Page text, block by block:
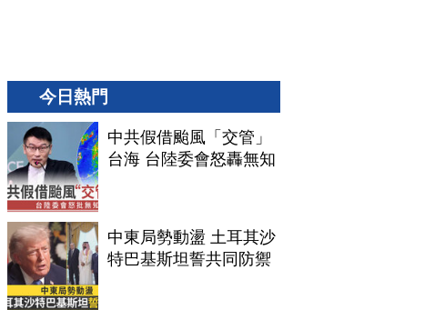
今日熱門
中共假借颱風「交管」
台海 台陸委會怒轟無知
中東局勢動盪 土耳其沙
特巴基斯坦誓共同防禦